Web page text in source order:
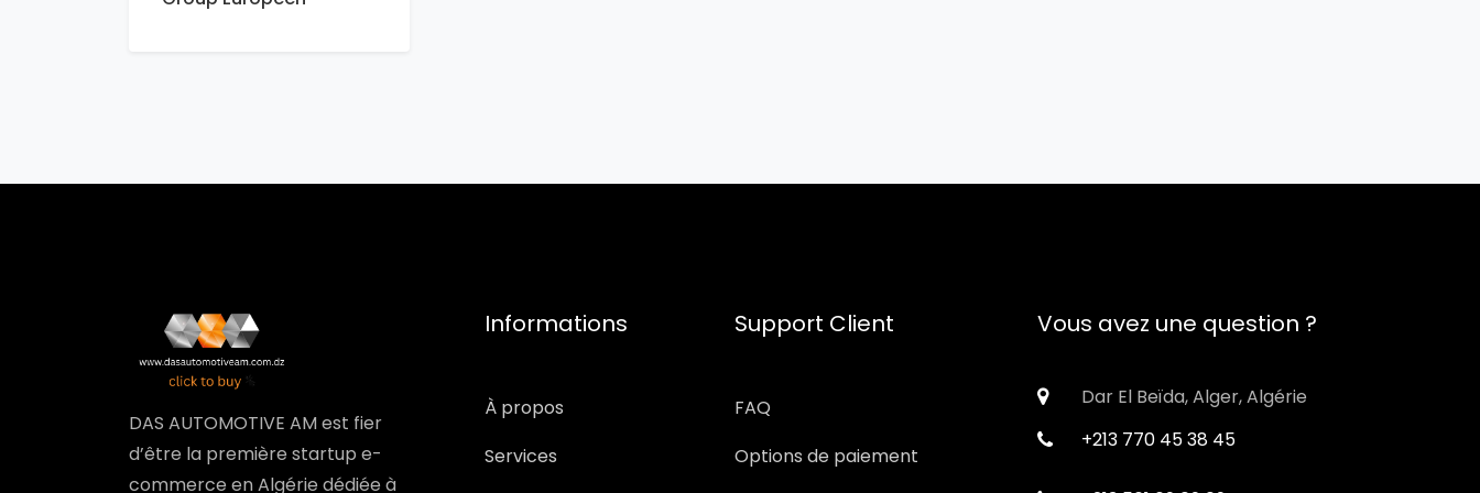
DAS AUTOMOTIVE AM est fier
d’être la première startup e-
commerce en Algérie dédiée à
Informations
À propos
Services
Support Client
FAQ
Options de paiement
Vous avez une question ?
Dar El Beïda, Alger, Algérie
+213 770 45 38 45